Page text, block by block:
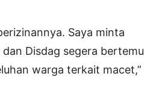
Saya minta
Disdag segera bertemu
warga terkait macet,”